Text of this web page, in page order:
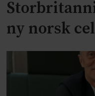
ny norsk